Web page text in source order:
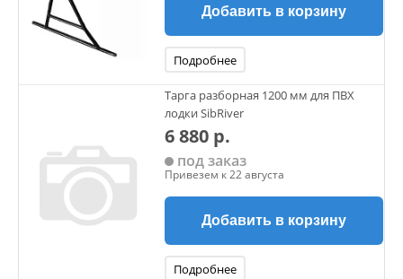
Добавить в корзину
Подробнее
Тарга разборная 1200 мм для ПВХ
лодки SibRiver
6 880 р.
под заказ
Привезем к 22 августа
Добавить в корзину
Подробнее